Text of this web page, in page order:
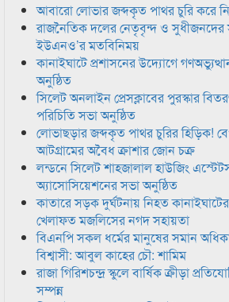
আবারো লোভার জব্দকৃত পাথর চুরি করে
রাজনৈতিক দলের নেতৃবৃন্দ ও সুধীজনদের
ইউএনও’র মতবিনিময়
কানাইঘাটে প্রশাসনের উদ্যোগে
অনুষ্ঠিত
সিলেট অনলাইন প্রেসক্লাবের পুরস্কার
পরিচিতি সভা অনুষ্ঠিত
লোভাছড়ার জব্দকৃত পাথর চুরির হিড়িক!
আটগ্রামের অবৈধ ক্রাশার জোন চক্র
লন্ডনে সিলেট শাহজালাল হাউজিং
অ্যাসোসিয়েশনের সভা অনুষ্ঠিত
কাতারে সড়ক দুর্ঘটনায় নিহত
খেলাফত মজলিসের নগদ সহায়তা
বিএনপি সকল ধর্মের মানুষের সমান
বিশ্বাসী: আবুল কাহের চৌ: শামিম
রাজা গিরিশচন্দ্র স্কুলে বার্ষিক ক্রীড়া
সম্পন্ন